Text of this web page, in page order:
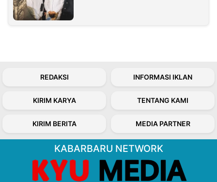
REDAKSI INFORMASI IKLAN
KIRIM KARYA TENTANG KAMI
KIRIM BERITA MEDIA PARTNER
KABARBARU NETWORK